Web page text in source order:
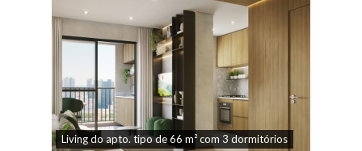
Living do apto. tipo de 66 m² com 3 dormitórios